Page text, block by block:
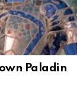
Paladin